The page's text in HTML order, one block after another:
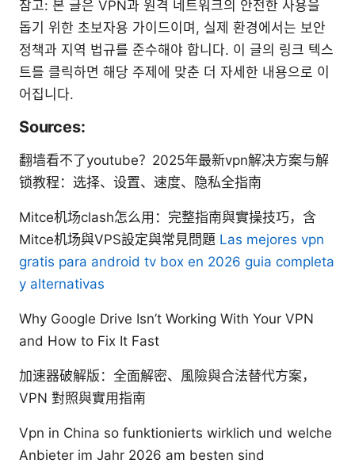
참고: 본 글은 VPN과 원격 네트워크의 안전한 사용을
돕기 위한 초보자용 가이드이며, 실제 환경에서는 보안
정책과 지역 법규를 준수해야 합니다. 이 글의 링크 텍스
트를 클릭하면 해당 주제에 맞춘 더 자세한 내용으로 이
어집니다.
Sources:
翻墙看不了youtube？2025年最新vpn解决方案与解
锁教程：选择、设置、速度、隐私全指南
Mitce机场clash怎么用：完整指南與實操技巧，含
Mitce机场與VPS設定與常見問題 Las mejores vpn
gratis para android tv box en 2026 guia completa
y alternativas
Why Google Drive Isn’t Working With Your VPN
and How to Fix It Fast
加速器破解版：全面解密、風險與合法替代方案，
VPN 對照與實用指南
Vpn in China so funktionierts wirklich und welche
Anbieter im Jahr 2026 am besten sind